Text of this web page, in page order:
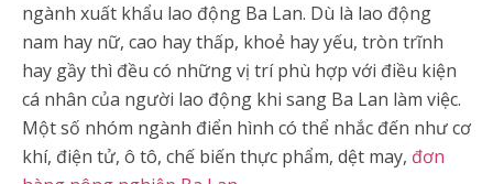
ngành xuất khẩu lao động Ba Lan. Dù là lao động
nam hay nữ, cao hay thấp, khoẻ hay yếu, tròn trĩnh
hay gầy thì đều có những vị trí phù hợp với điều kiện
cá nhân của người lao động khi sang Ba Lan làm việc.
Một số nhóm ngành điển hình có thể nhắc đến như cơ
khí, điện tử, ô tô, chế biến thực phẩm, dệt may, đơn